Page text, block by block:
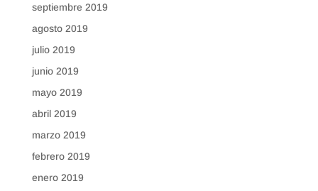
septiembre 2019
agosto 2019
julio 2019
junio 2019
mayo 2019
abril 2019
marzo 2019
febrero 2019
enero 2019